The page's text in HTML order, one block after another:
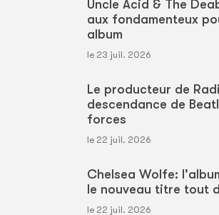
Uncle Acid & The
aux fondamenteux
album
le 23 juil. 2026
Le producteur de
descendance de
forces
le 22 juil. 2026
Chelsea Wolfe:
le nouveau titre tout
le 22 juil. 2026